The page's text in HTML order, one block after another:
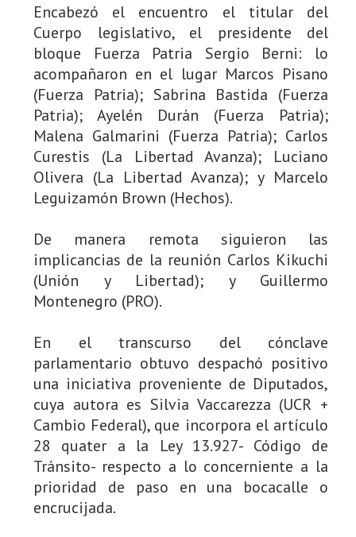
Encabezó el encuentro el titular del
Cuerpo legislativo, el presidente del
bloque Fuerza Patria Sergio Berni: lo
acompañaron en el lugar Marcos Pisano
(Fuerza Patria); Sabrina Bastida (Fuerza
Patria); Ayelén Durán (Fuerza Patria);
Malena Galmarini (Fuerza Patria); Carlos
Curestis (La Libertad Avanza); Luciano
Olivera (La Libertad Avanza); y Marcelo
Leguizamón Brown (Hechos).
De manera remota siguieron las
implicancias de la reunión Carlos Kikuchi
(Unión y Libertad); y Guillermo
Montenegro (PRO).
En el transcurso del cónclave
parlamentario obtuvo despachó positivo
una iniciativa proveniente de Diputados,
cuya autora es Silvia Vaccarezza (UCR +
Cambio Federal), que incorpora el artículo
28 quater a la Ley 13.927- Código de
Tránsito- respecto a lo concerniente a la
prioridad de paso en una bocacalle o
encrucijada.